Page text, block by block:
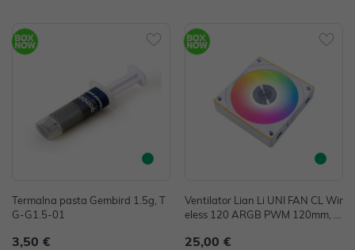
Termalna pasta Gembird 1.5g, T
G-G1.5-01
3,50 €
Ventilator Lian Li UNI FAN CL Wir
eless 120 ARGB PWM 120mm, w
25,00 €